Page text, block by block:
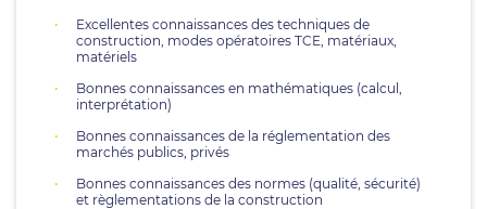
Excellentes connaissances des techniques de
construction, modes opératoires TCE, matériaux,
matériels
Bonnes connaissances en mathématiques (calcul,
interprétation)
Bonnes connaissances de la réglementation des
marchés publics, privés
Bonnes connaissances des normes (qualité, sécurité)
et règlementations de la construction